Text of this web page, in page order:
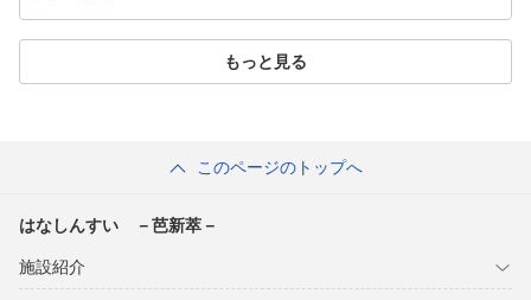
もっと見る
このページのトップへ
はなしんすい －芭新萃－
施設紹介